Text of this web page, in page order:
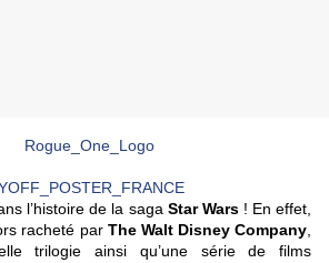
l’histoire de la saga Star Wars ! En effet,
racheté par The Walt Disney Company
trilogie ainsi qu’une série de films